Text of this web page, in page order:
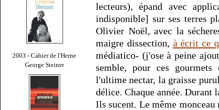
2003 - Cahier de l'Herne
George Steiner
lecteurs), épand avec
indisponible] sur ses terres
Olivier Noël, avec la
maigre dissection, à écrit ce
médiatico- (j'ose à peine
semble, pour ces
l'ultime nectar, la graisse
délice. Chaque année. Durant
Ils sucent. Le même monceau